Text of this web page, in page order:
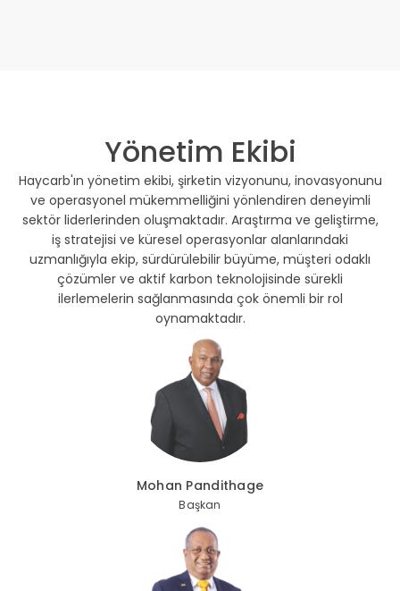
Yönetim Ekibi
Haycarb'ın yönetim ekibi, şirketin vizyonunu, inovasyonunu
ve operasyonel mükemmelliğini yönlendiren deneyimli
sektör liderlerinden oluşmaktadır. Araştırma ve geliştirme,
iş stratejisi ve küresel operasyonlar alanlarındaki
uzmanlığıyla ekip, sürdürülebilir büyüme, müşteri odaklı
çözümler ve aktif karbon teknolojisinde sürekli
ilerlemelerin sağlanmasında çok önemli bir rol
oynamaktadır.
Mohan Pandithage
Başkan